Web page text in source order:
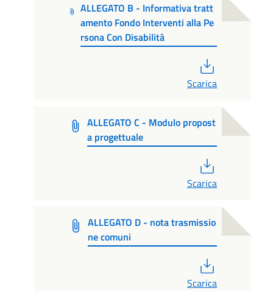
ALLEGATO B - Informativa tratt
amento Fondo Interventi alla Pe
rsona Con Disabilità
Scarica
ALLEGATO C - Modulo propost
a progettuale
Scarica
ALLEGATO D - nota trasmissio
ne comuni
Scarica